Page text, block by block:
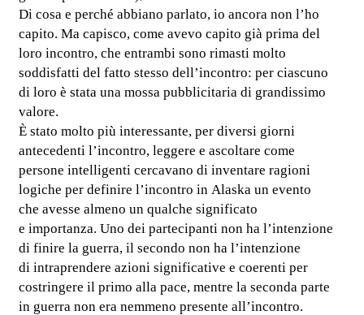
Di cosa e perché abbiano parlato, io ancora non l’ho
capito. Ma capisco, come avevo capito già prima del
loro incontro, che entrambi sono rimasti molto
soddisfatti del fatto stesso dell’incontro: per ciascuno
di loro è stata una mossa pubblicitaria di grandissimo
valore.
È stato molto più interessante, per diversi giorni
antecedenti l’incontro, leggere e ascoltare come
persone intelligenti cercavano di inventare ragioni
logiche per definire l’incontro in Alaska un evento
che avesse almeno un qualche significato
e importanza. Uno dei partecipanti non ha l’intenzione
di finire la guerra, il secondo non ha l’intenzione
di intraprendere azioni significative e coerenti per
costringere il primo alla pace, mentre la seconda parte
in guerra non era nemmeno presente all’incontro.